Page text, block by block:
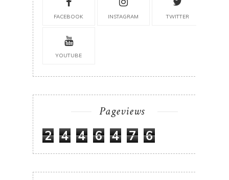
FACEBOOK INSTAGRAM TWITTER
YOUTUBE
Pageviews
2 4 4 6 4 7 6